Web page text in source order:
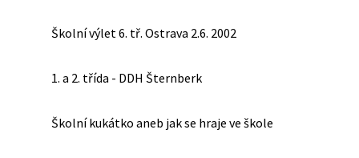
Školní výlet 6. tř. Ostrava 2.6. 2002
1. a 2. třída - DDH Šternberk
Školní kukátko aneb jak se hraje ve škole